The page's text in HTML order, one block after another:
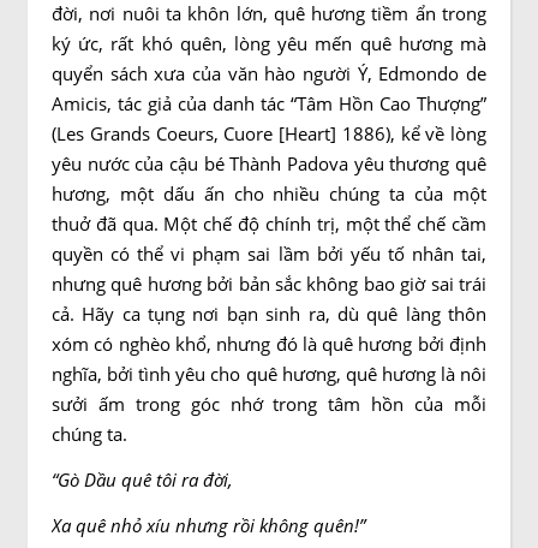
đời, nơi nuôi ta khôn lớn, quê hương tiềm ẩn trong
ký ức, rất khó quên, lòng yêu mến quê hương mà
quyển sách xưa của văn hào người Ý, Edmondo de
Amicis, tác giả của danh tác “Tâm Hồn Cao Thượng”
(Les Grands Coeurs, Cuore [Heart] 1886), kể về lòng
yêu nước của cậu bé Thành Padova yêu thương quê
hương, một dấu ấn cho nhiều chúng ta của một
thuở đã qua. Một chế độ chính trị, một thể chế cầm
quyền có thể vi phạm sai lầm bởi yếu tố nhân tai,
nhưng quê hương bởi bản sắc không bao giờ sai trái
cả. Hãy ca tụng nơi bạn sinh ra, dù quê làng thôn
xóm có nghèo khổ, nhưng đó là quê hương bởi định
nghĩa, bởi tình yêu cho quê hương, quê hương là nôi
sưởi ấm trong góc nhớ trong tâm hồn của mỗi
chúng ta.
“Gò Dầu quê tôi ra đời,
Xa quê nhỏ xíu nhưng rồi không quên!”